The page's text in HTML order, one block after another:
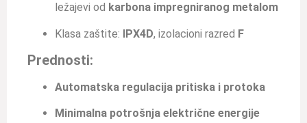
ležajevi od karbona impregniranog metalom
Klasa zaštite: IPX4D, izolacioni razred F
Prednosti:
Automatska regulacija pritiska i protoka
Minimalna potrošnja električne energije